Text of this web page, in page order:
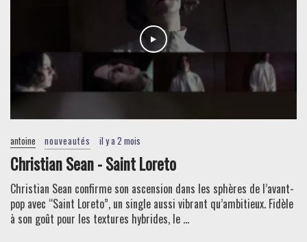
antoine nouveautés il y a 2 mois
Christian Sean - Saint Loreto
Christian Sean confirme son ascension dans les sphères de l’avant-
pop avec “Saint Loreto”, un single aussi vibrant qu’ambitieux. Fidèle
à son goût pour les textures hybrides, le ...